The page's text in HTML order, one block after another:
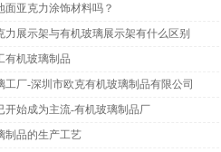
面亚克力涂饰材料吗？
力展示架与有机玻璃展示架有什么区别
有机玻璃制品
工厂-深圳市欧克有机玻璃制品有限公司
开始成为主流-有机玻璃制品厂
制品的生产工艺